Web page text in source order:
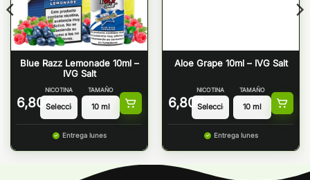
Blue Razz Lemonade 10ml –
IVG Salt
6,80 €
NICOTINA TAMAÑO
Entrega lunes
Aloe Grape 10ml – IVG Salt
6,80 €
NICOTINA TAMAÑO
Entrega lunes